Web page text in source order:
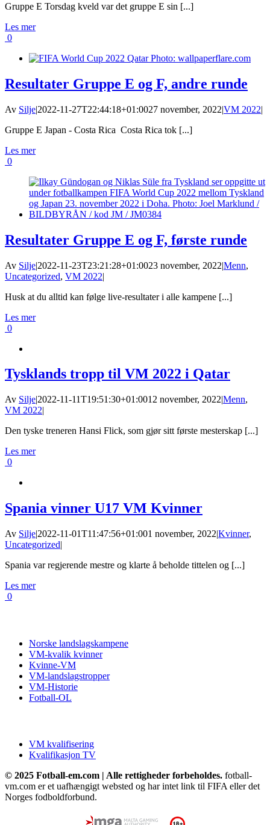
Gruppe E Torsdag kveld var det gruppe E sin [...]
Les mer
0
Resultater Gruppe E og F, andre runde
Av Silje|2022-11-27T22:44:18+01:0027 november, 2022|VM 2022|
Gruppe E Japan - Costa Rica Costa Rica tok [...]
Les mer
0
Resultater Gruppe E og F, første runde
Av Silje|2022-11-23T23:21:28+01:0023 november, 2022|Menn,
Uncategorized, VM 2022|
Husk at du alltid kan følge live-resultater i alle kampene [...]
Les mer
0
Tysklands tropp til VM 2022 i Qatar
Av Silje|2022-11-11T19:51:30+01:0012 november, 2022|Menn,
VM 2022|
Den tyske treneren Hansi Flick, som gjør sitt første mesterskap [...]
Les mer
0
Spania vinner U17 VM Kvinner
Av Silje|2022-11-01T11:47:56+01:001 november, 2022|Kvinner,
Uncategorized|
Spania var regjerende mestre og klarte å beholde tittelen og [...]
Les mer
0
Norske landslagskampene
VM-kvalik kvinner
Kvinne-VM
VM-landslagstropper
VM-Historie
Fotball-OL
VM kvalifisering
Kvalifikasjon TV
© 2025 Fotball-em.com | Alle rettigheder forbeholdes. fotball-
vm.com er et uafhængigt websted og har intet link til FIFA eller det
Norges fodboldforbund.